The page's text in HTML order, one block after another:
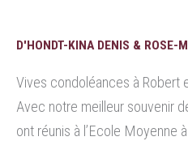
D'HONDT-KINA DENIS & ROSE-
Vives condoléances à Robert
Avec notre meilleur souvenir
ont réunis à l’Ecole Moyenne